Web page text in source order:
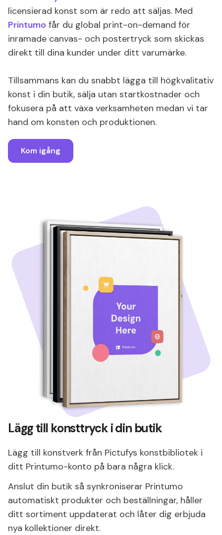
licensierad konst som är redo att säljas. Med
Printumo får du global print-on-demand för
inramade canvas- och postertryck som skickas
direkt till dina kunder under ditt varumärke.
Tillsammans kan du snabbt lägga till högkvalitativ
konst i din butik, sälja utan startkostnader och
fokusera på att växa verksamheten medan vi tar
hand om konsten och produktionen.
Kom igång
Lägg till konsttryck i din butik
Lägg till konstverk från Pictufys konstbibliotek i
ditt Printumo-konto på bara några klick.
Anslut din butik så synkroniserar Printumo
automatiskt produkter och beställningar, håller
ditt sortiment uppdaterat och låter dig erbjuda
nya kollektioner direkt.